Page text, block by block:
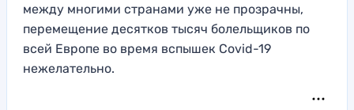
между многими странами уже не прозрачны,
перемещение десятков тысяч болельщиков по
всей Европе во время вспышек Covid-19
нежелательно.